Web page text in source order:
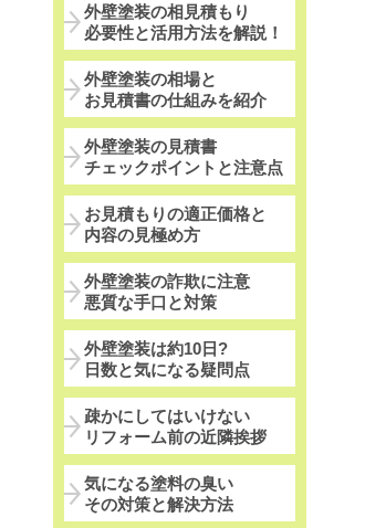
外壁塗装の相見積もり
必要性と活用方法を解説！
外壁塗装の相場と
お見積書の仕組みを紹介
外壁塗装の見積書
チェックポイントと注意点
お見積もりの適正価格と
内容の見極め方
外壁塗装の詐欺に注意
悪質な手口と対策
外壁塗装は約10日?
日数と気になる疑問点
疎かにしてはいけない
リフォーム前の近隣挨拶
気になる塗料の臭い
その対策と解決方法